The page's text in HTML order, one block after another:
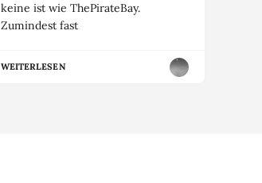
keine ist wie ThePirateBay.
Zumindest fast
WEITERLESEN